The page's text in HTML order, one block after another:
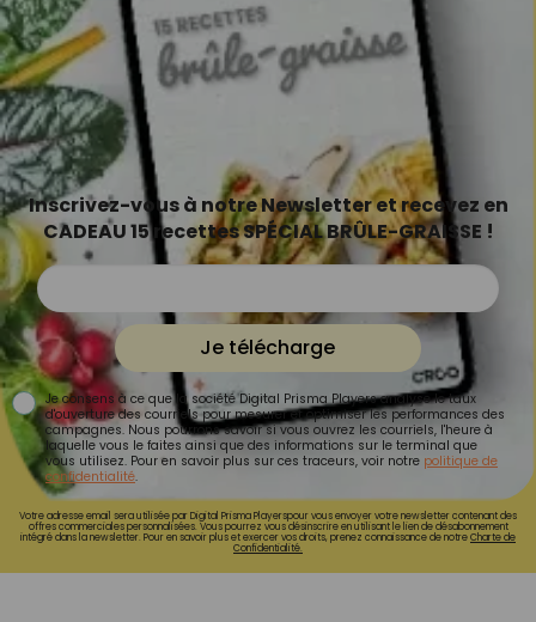
Inscrivez-vous à notre Newsletter et recevez en
CADEAU 15 recettes SPÉCIAL BRÛLE-GRAISSE !
Je télécharge
Je consens à ce que la société Digital Prisma Players analyse le taux
d'ouverture des courriels pour mesurer et optimiser les performances des
campagnes. Nous pourrons savoir si vous ouvrez les courriels, l'heure à
laquelle vous le faites ainsi que des informations sur le terminal que
vous utilisez. Pour en savoir plus sur ces traceurs, voir notre politique de
confidentialité.
Votre adresse email sera utilisée par Digital Prisma Playerspour vous envoyer votre newsletter contenant des
offres commerciales personnalisées. Vous pourrez vous désinscrire en utilisant le lien de désabonnement
intégré dans la newsletter. Pour en savoir plus et exercer vos droits, prenez connaissance de notreCharte de
Confidentialité.